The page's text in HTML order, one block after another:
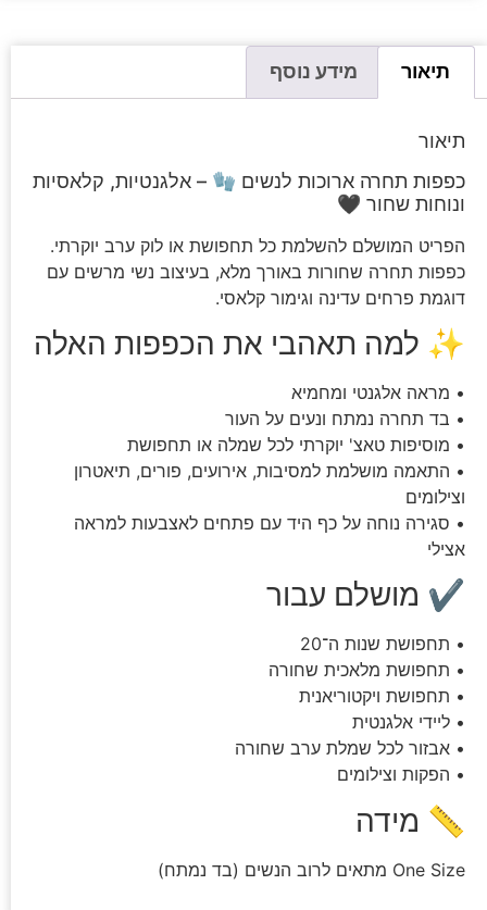
תיאור מידע נוסף
תיאור
כפפות תחרה ארוכות לנשים 🧤 – אלגנטיות, קלאסיות
ונוחות שחור 🖤
הפריט המושלם להשלמת כל תחפושת או לוק ערב יוקרתי.
כפפות תחרה שחורות באורך מלא, בעיצוב נשי מרשים עם
דוגמת פרחים עדינה וגימור קלאסי.
✨ למה תאהבי את הכפפות האלה
• מראה אלגנטי ומחמיא
• בד תחרה נמתח ונעים על העור
• מוסיפות טאצ' יוקרתי לכל שמלה או תחפושת
• התאמה מושלמת למסיבות, אירועים, פורים, תיאטרון
וצילומים
• סגירה נוחה על כף היד עם פתחים לאצבעות למראה
אצילי
✔ מושלם עבור
• תחפושת שנות ה־20
• תחפושת מלאכית שחורה
• תחפושת ויקטוריאנית
• ליידי אלגנטית
• אבזור לכל שמלת ערב שחורה
• הפקות וצילומים
📏 מידה
One Size מתאים לרוב הנשים (בד נמתח)